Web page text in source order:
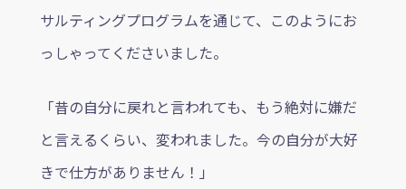
サルティングプログラムを通じて、このようにお
っしゃってくださいました。
「昔の自分に戻れと言われても、もう絶対に嫌だ
と言えるくらい、変われました。今の自分が大好
きで仕方がありません！」